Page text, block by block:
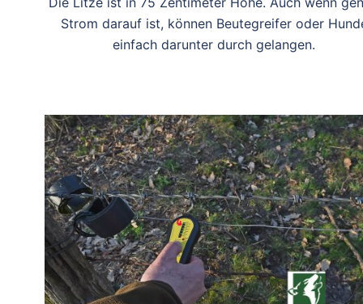
Strom darauf ist, können Beutegreifer oder
einfach darunter durch gelangen.